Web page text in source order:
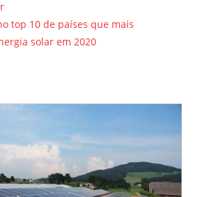
top 10 de países que mais
solar em 2020